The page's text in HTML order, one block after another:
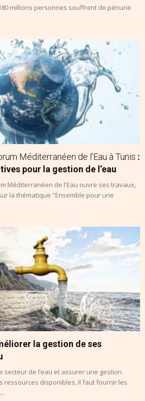
millions personnes souffrent de pénurie
Méditerranéen de l’Eau à Tunis :
pour la gestion de l’eau
Méditerranéen de l'Eau ouvre ses travaux,
la thématique "Ensemble pour une
la gestion de ses
secteur de l’eau et assurer une gestion
ressources disponibles, il faut fournir les